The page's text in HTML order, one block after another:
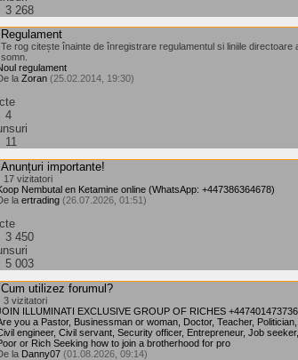
3 268
Regulament
Te rog citește înainte de înregistrare regulamentul si liniile directoare
somn.
regulament
laZoran (25.02.2014, 19:30)
4
11
Anunțuri importante!
17 vizitatori
Nembutal en Ketamine online (WhatsApp: +447386364678)
laertrading (26.07.2026, 01:51)
3 450
5 003
Cum utilizez forumul?
3 vizitatori
ILLUMINATI EXCLUSIVE GROUP OF RICHES +447401473736
you a Pastor, Businessman or woman, Doctor, Teacher, Politician,
engineer, Civil servant, Security officer, Entrepreneur, Job seeker,
or Rich Seeking how to join a brotherhood for pro
la Danny07 (01.08.2026, 09:14)